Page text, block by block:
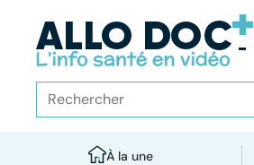
À la une